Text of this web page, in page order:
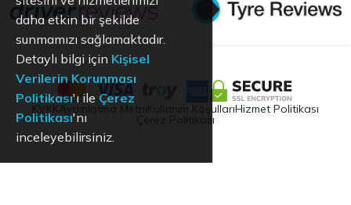
Aydınlatma Metni Kullanım KoşullarıHizmet Politikası
Çerez Politikası
daha etkin bir şekilde
sunmamızı sağlamaktadır.
Detaylı bilgi için Kişisel
Verilerin Korunması
Politikası'ı ile Çerez
Politikası'nı
inceleyebilirsiniz.